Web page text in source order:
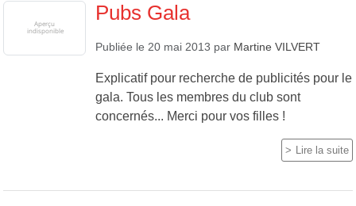
Pubs Gala
Publiée le 20 mai 2013 par Martine VILVERT
Explicatif pour recherche de publicités pour le
gala. Tous les membres du club sont
concernés... Merci pour vos filles !
Lire la suite